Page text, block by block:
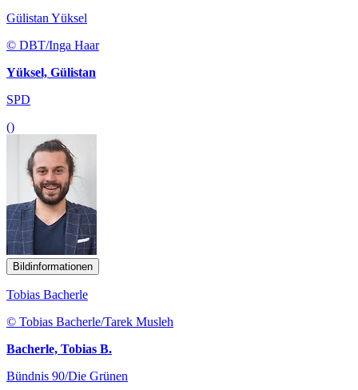
Gülistan Yüksel
© DBT/Inga Haar
Yüksel, Gülistan
SPD
()
Bildinformationen
Tobias Bacherle
© Tobias Bacherle/Tarek Musleh
Bacherle, Tobias B.
Bündnis 90/Die Grünen